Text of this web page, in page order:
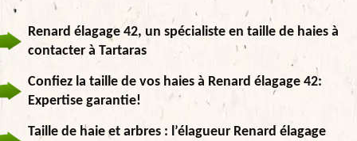
Renard élagage 42, un spécialiste en taille de haies à
contacter à Tartaras
Confiez la taille de vos haies à Renard élagage 42:
Expertise garantie!
Taille de haie et arbres : l’élagueur Renard élagage